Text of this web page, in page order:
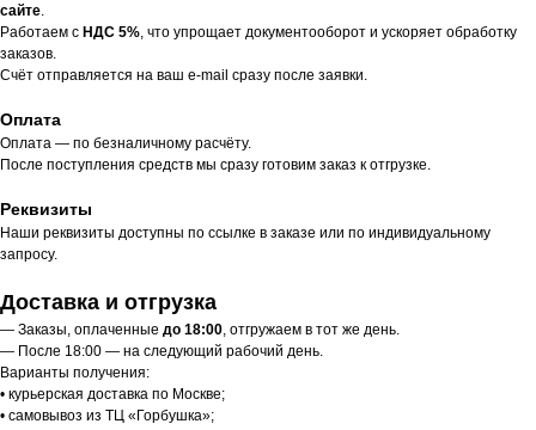
сайте.
Работаем с НДС 5%, что упрощает документооборот и ускоряет обработку
заказов.
Счёт отправляется на ваш e-mail сразу после заявки.
Оплата
Оплата — по безналичному расчёту.
После поступления средств мы сразу готовим заказ к отгрузке.
Реквизиты
Наши реквизиты доступны по ссылке в заказе или по индивидуальному
запросу.
Доставка и отгрузка
— Заказы, оплаченные до 18:00, отгружаем в тот же день.
— После 18:00 — на следующий рабочий день.
Варианты получения:
• курьерская доставка по Москве;
• самовывоз из ТЦ «Горбушка»;